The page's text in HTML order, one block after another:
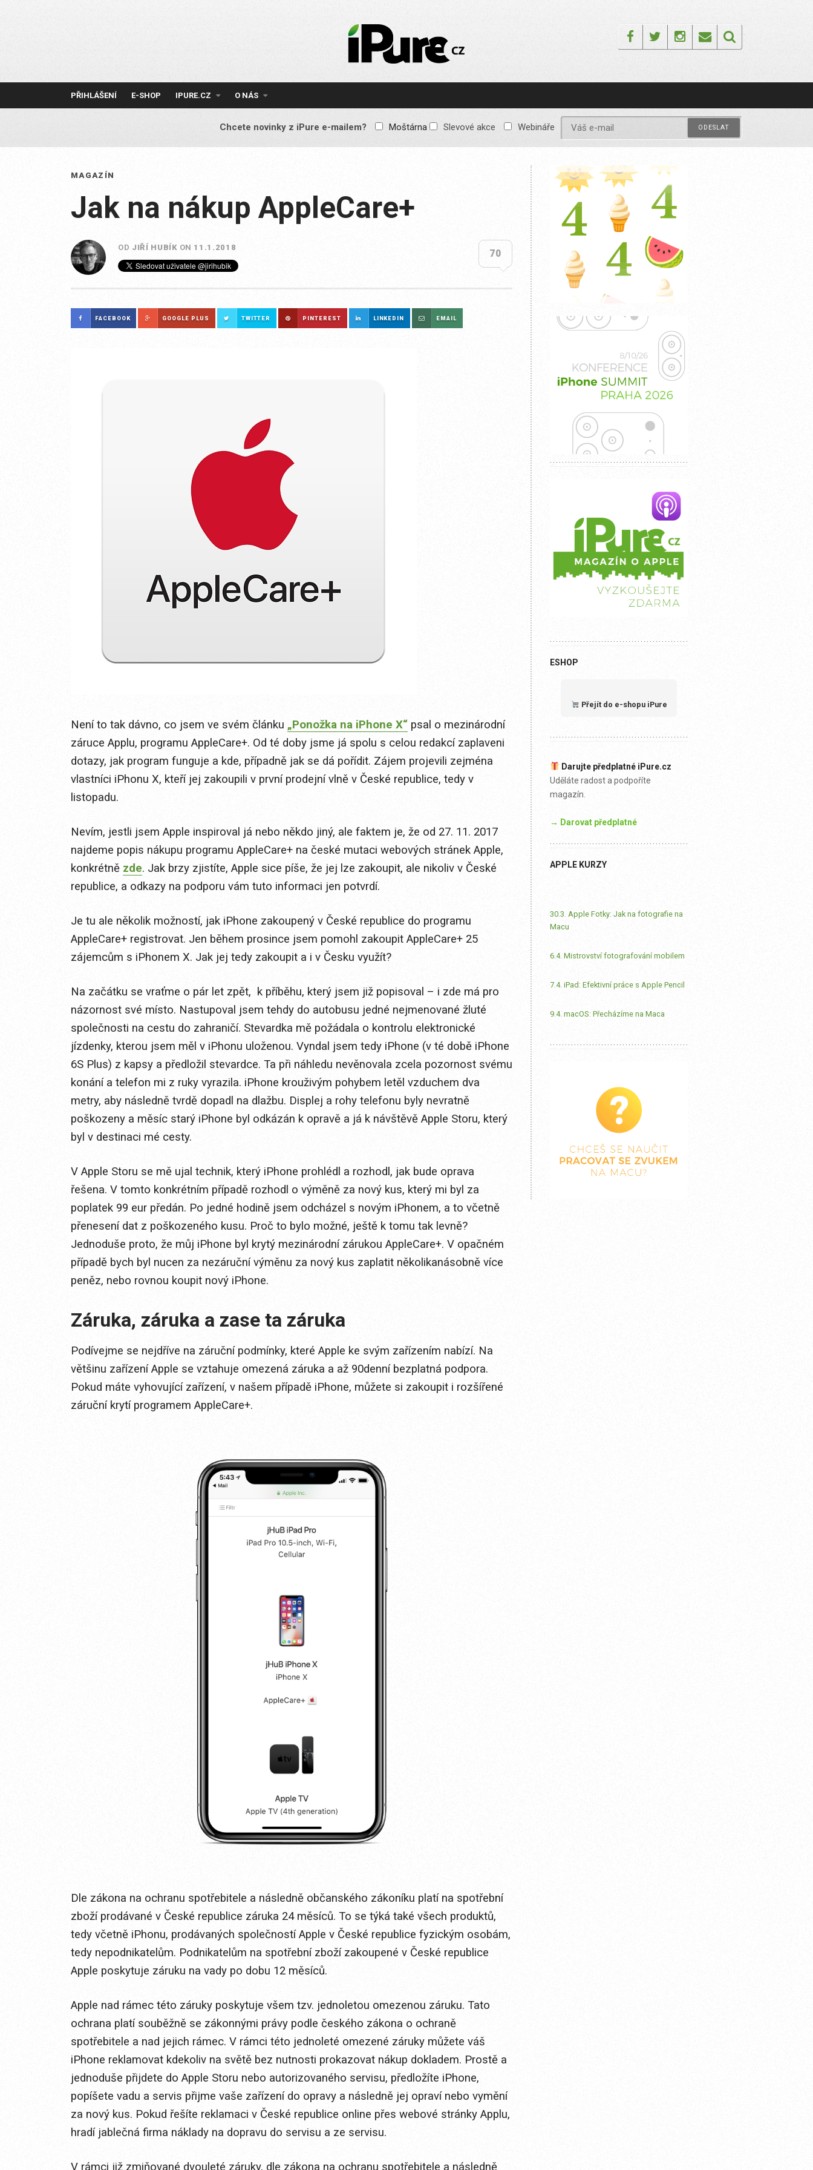
IPURE.CZ
Prémiový Apple e-
reklamy, žádné
obsah pro všechny
FacebookTwitterInstagram
Email
PŘIHLÁŠENÍ E-SHOP IPURE.CZ O NÁS
Chcete novinky z iPure e-mailem? Moštárna Slevové akce Webináře
MAGAZÍN
Jak na nákup AppleCare+
OD JIŘÍ HUBÍK ON 11.1.2018
70
FACEBOOK GOOGLE PLUS TWITTER PINTEREST LINKEDIN EMAIL
Není to tak dávno, co jsem ve svém článku „Ponožka na iPhone X“ psal o mezinárodní
záruce Applu, programu AppleCare+. Od té doby jsme já spolu s celou redakcí zaplaveni
dotazy, jak program funguje a kde, případně jak se dá pořídit. Zájem projevili zejména
vlastníci iPhonu X, kteří jej zakoupili v první prodejní vlně v České republice, tedy v
listopadu.
Nevím, jestli jsem Apple inspiroval já nebo někdo jiný, ale faktem je, že od 27. 11. 2017
najdeme popis nákupu programu AppleCare+ na české mutaci webových stránek Apple,
konkrétně zde. Jak brzy zjistíte, Apple sice píše, že jej lze zakoupit, ale nikoliv v České
republice, a odkazy na podporu vám tuto informaci jen potvrdí.
Je tu ale několik možností, jak iPhone zakoupený v České republice do programu
AppleCare+ registrovat. Jen během prosince jsem pomohl zakoupit AppleCare+ 25
zájemcům s iPhonem X. Jak jej tedy zakoupit a i v Česku využít?
Na začátku se vraťme o pár let zpět, k příběhu, který jsem již popisoval – i zde má pro
názornost své místo. Nastupoval jsem tehdy do autobusu jedné nejmenované žluté
společnosti na cestu do zahraničí. Stevardka mě požádala o kontrolu elektronické
jízdenky, kterou jsem měl v iPhonu uloženou. Vyndal jsem tedy iPhone (v té době iPhone
6S Plus) z kapsy a předložil stevardce. Ta při náhledu nevěnovala zcela pozornost svému
konání a telefon mi z ruky vyrazila. iPhone krouživým pohybem letěl vzduchem dva
metry, aby následně tvrdě dopadl na dlažbu. Displej a rohy telefonu byly nevratně
poškozeny a měsíc starý iPhone byl odkázán k opravě a já k návštěvě Apple Storu, který
byl v destinaci mé cesty.
V Apple Storu se mě ujal technik, který iPhone prohlédl a rozhodl, jak bude oprava
řešena. V tomto konkrétním případě rozhodl o výměně za nový kus, který mi byl za
poplatek 99 eur předán. Po jedné hodině jsem odcházel s novým iPhonem, a to včetně
přenesení dat z poškozeného kusu. Proč to bylo možné, ještě k tomu tak levně?
Jednoduše proto, že můj iPhone byl krytý mezinárodní zárukou AppleCare+. V opačném
případě bych byl nucen za nezáruční výměnu za nový kus zaplatit několikanásobně více
peněz, nebo rovnou koupit nový iPhone.
Záruka, záruka a zase ta záruka
Podívejme se nejdříve na záruční podmínky, které Apple ke svým zařízením nabízí. Na
většinu zařízení Apple se vztahuje omezená záruka a až 90denní bezplatná podpora.
Pokud máte vyhovující zařízení, v našem případě iPhone, můžete si zakoupit i rozšířené
záruční krytí programem AppleCare+.
Dle zákona na ochranu spotřebitele a následně občanského zákoníku platí na spotřební
zboží prodávané v České republice záruka 24 měsíců. To se týká také všech produktů,
tedy včetně iPhonu, prodávaných společností Apple v České republice fyzickým osobám,
tedy nepodnikatelům. Podnikatelům na spotřební zboží zakoupené v České republice
Apple poskytuje záruku na vady po dobu 12 měsíců.
Apple nad rámec této záruky poskytuje všem tzv. jednoletou omezenou záruku. Tato
ochrana platí souběžně se zákonnými právy podle českého zákona o ochraně
spotřebitele a nad jejich rámec. V rámci této jednoleté omezené záruky můžete váš
iPhone reklamovat kdekoliv na světě bez nutnosti prokazovat nákup dokladem. Prostě a
jednoduše přijdete do Apple Storu nebo autorizovaného servisu, předložíte iPhone,
popíšete vadu a servis přijme vaše zařízení do opravy a následně jej opraví nebo vymění
za nový kus. Pokud řešíte reklamaci v České republice online přes webové stránky Applu,
hradí jablečná firma náklady na dopravu do servisu a ze servisu.
V rámci již zmiňované dvouleté záruky, dle zákona na ochranu spotřebitele a následně
ESHOP
Přejít do e-shopu iPure
Darujte předplatné iPure.cz
Uděláte radost a podpoříte
magazín.
→ Darovat předplatné
APPLE KURZY
30.3. Apple Fotky: Jak na fotografie na
Macu
6.4. Mistrovství fotografování mobilem
7.4. iPad: Efektivní práce s Apple Pencil
9.4. macOS: Přecházíme na Maca